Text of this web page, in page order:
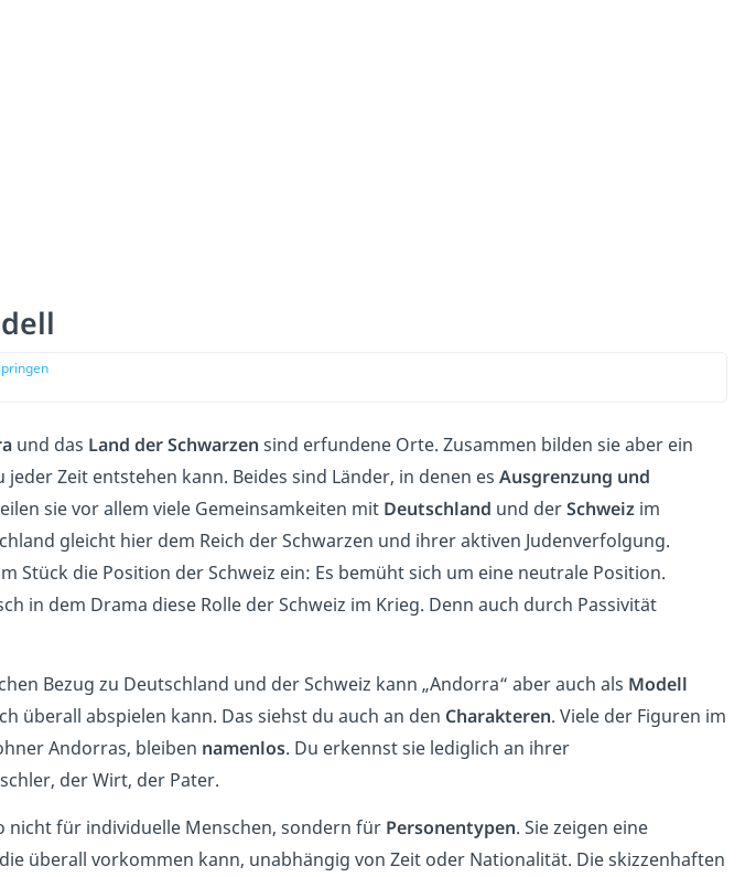
und das Land der Schwarzen sind erfundene Orte. Zusammen bilden sie aber ein
jeder Zeit entstehen kann. Beides sind Länder, in denen es Ausgrenzung und
sie vor allem viele Gemeinsamkeiten mit Deutschland und derSchweiz im
gleicht hier dem Reich der Schwarzen und ihrer aktiven Judenverfolgung.
Stück die Position der Schweiz ein: Es bemüht sich um eine neutrale Position.
in dem Drama diese Rolle der Schweiz im Krieg. Denn auch durch Passivität
Bezug zu Deutschland und der Schweiz kann „Andorra“ aber auch als Modell
überall abspielen kann. Das siehst du auch an den Charakteren. Viele der Figuren im
Andorras, bleiben namenlos. Du erkennst sie lediglich an ihrer
der Wirt, der Pater.
nicht für individuelle Menschen, sondern für Personentypen. Sie zeigen eine
überall vorkommen kann, unabhängig von Zeit oder Nationalität. Die skizzenhaften